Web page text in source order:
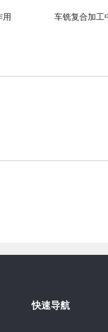
用 车铣复合加工
快速导航